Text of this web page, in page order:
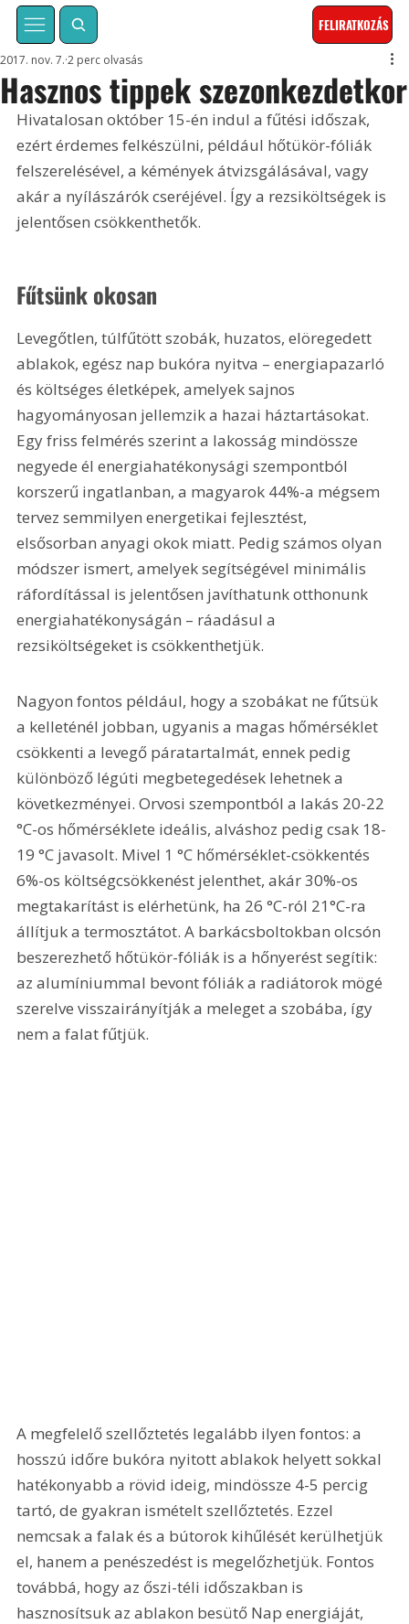
FELIRATKOZÁS
Hasznos tippek szezonkezdetkor
2017. nov. 7. 2 perc olvasás
Hivatalosan október 15-én indul a fűtési időszak,
ezért érdemes felkészülni, például hőtükör-fóliák
felszerelésével, a kémények átvizsgálásával, vagy
akár a nyílászárók cseréjével. Így a rezsiköltségek is
jelentősen csökkenthetők.
Fűtsünk okosan
Levegőtlen, túlfűtött szobák, huzatos, elöregedett
ablakok, egész nap bukóra nyitva – energiapazarló
és költséges életképek, amelyek sajnos
hagyományosan jellemzik a hazai háztartásokat.
Egy friss felmérés szerint a lakosság mindössze
negyede él energiahatékonysági szempontból
korszerű ingatlanban, a magyarok 44%-a mégsem
tervez semmilyen energetikai fejlesztést,
elsősorban anyagi okok miatt. Pedig számos olyan
módszer ismert, amelyek segítségével minimális
ráfordítással is jelentősen javíthatunk otthonunk
energiahatékonyságán – ráadásul a
rezsiköltségeket is csökkenthetjük.
Nagyon fontos például, hogy a szobákat ne fűtsük
a kelleténél jobban, ugyanis a magas hőmérséklet
csökkenti a levegő páratartalmát, ennek pedig
különböző légúti megbetegedések lehetnek a
következményei. Orvosi szempontból a lakás 20-22
°C-os hőmérséklete ideális, alváshoz pedig csak 18-
19 °C javasolt. Mivel 1 °C hőmérséklet-csökkentés
6%-os költségcsökkenést jelenthet, akár 30%-os
megtakarítást is elérhetünk, ha 26 °C-ról 21°C-ra
állítjuk a termosztátot. A barkácsboltokban olcsón
beszerezhető hőtükör-fóliák is a hőnyerést segítik:
az alumíniummal bevont fóliák a radiátorok mögé
szerelve visszairányítják a meleget a szobába, így
nem a falat fűtjük.
A megfelelő szellőztetés legalább ilyen fontos: a
hosszú időre bukóra nyitott ablakok helyett sokkal
hatékonyabb a rövid ideig, mindössze 4-5 percig
tartó, de gyakran ismételt szellőztetés. Ezzel
nemcsak a falak és a bútorok kihűlését kerülhetjük
el, hanem a penészedést is megelőzhetjük. Fontos
továbbá, hogy az őszi-téli időszakban is
hasznosítsuk az ablakon besütő Nap energiáját,